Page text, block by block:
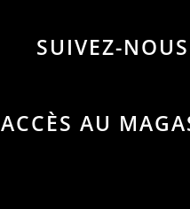
SUIVEZ-NOUS
ACCÈS AU